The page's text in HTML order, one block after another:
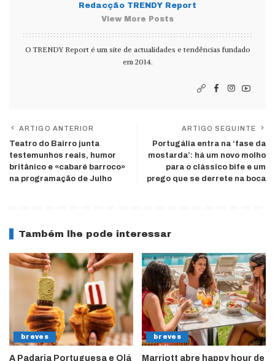
Redacção TRENDY Report
View More Posts
O TRENDY Report é um site de actualidades e tendências fundado
em 2014.
ARTIGO ANTERIOR
Teatro do Bairro junta
testemunhos reais, humor
britânico e «cabaré barroco»
na programação de Julho
ARTIGO SEGUINTE
Portugália entra na ‘fase da
mostarda’: há um novo molho
para o clássico bife e um
prego que se derrete na boca
Também lhe pode interessar
breves
A Padaria Portuguesa e Olá
breves
Marriott abre happy hour de